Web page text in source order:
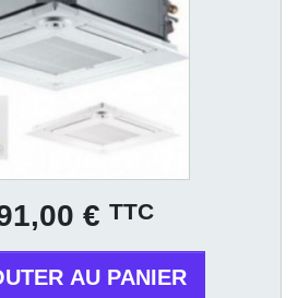
€ TTC
AU PANIER